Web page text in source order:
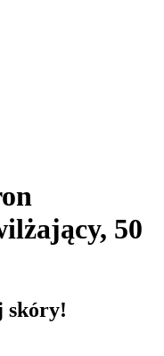
50
skóry!